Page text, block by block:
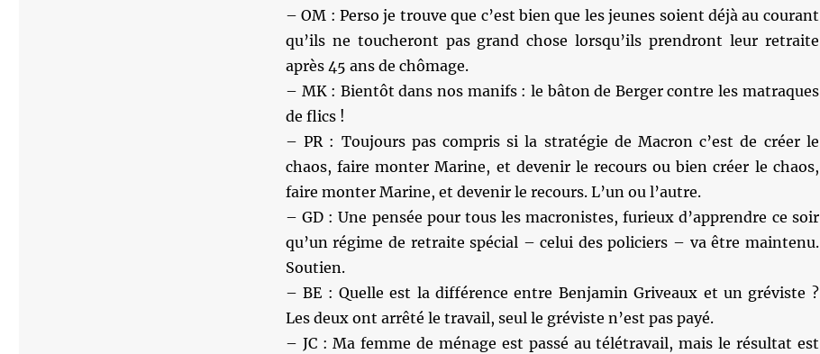
– OM : Perso je trouve que c’est bien que les jeunes soient déjà au courant
qu’ils ne toucheront pas grand chose lorsqu’ils prendront leur retraite
après 45 ans de chômage.
– MK : Bientôt dans nos manifs : le bâton de Berger contre les matraques
de flics !
– PR : Toujours pas compris si la stratégie de Macron c’est de créer le
chaos, faire monter Marine, et devenir le recours ou bien créer le chaos,
faire monter Marine, et devenir le recours. L’un ou l’autre.
– GD : Une pensée pour tous les macronistes, furieux d’apprendre ce soir
qu’un régime de retraite spécial – celui des policiers – va être maintenu.
Soutien.
– BE : Quelle est la différence entre Benjamin Griveaux et un gréviste ?
Les deux ont arrêté le travail, seul le gréviste n’est pas payé.
– JC : Ma femme de ménage est passé au télétravail, mais le résultat est